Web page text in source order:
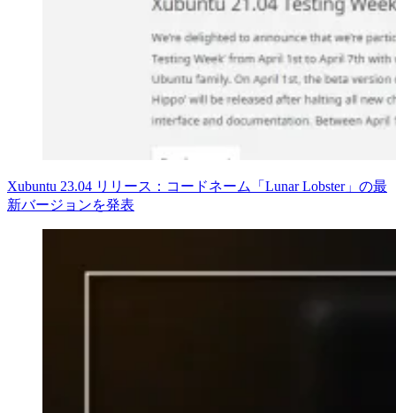
Xubuntu 23.04 リリース：コードネーム「Lunar Lobster」の最
新バージョンを発表